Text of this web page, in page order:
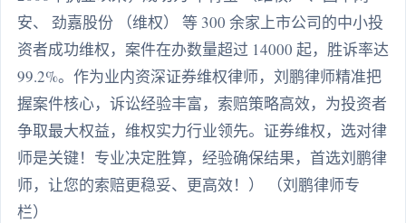
安、 劲嘉股份 （维权） 等 300 余家上市公司的中小投
资者成功维权，案件在办数量超过 14000 起，胜诉率达
99.2%。作为业内资深证券维权律师，刘鹏律师精准把
握案件核心，诉讼经验丰富，索赔策略高效，为投资者
争取最大权益，维权实力行业领先。证券维权，选对律
师是关键！专业决定胜算，经验确保结果，首选刘鹏律
师，让您的索赔更稳妥、更高效！） （刘鹏律师专
栏）